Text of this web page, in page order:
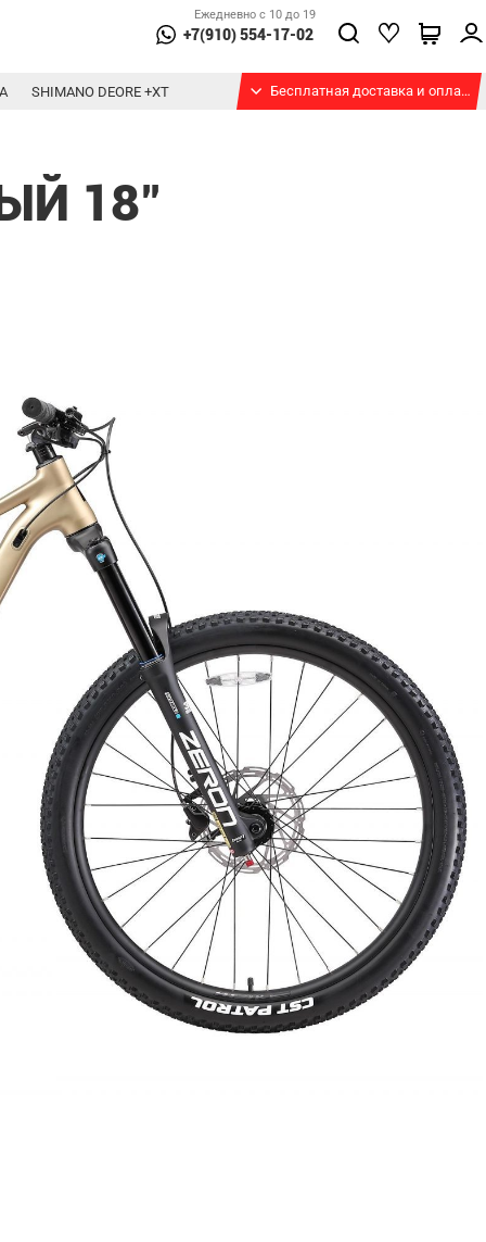
Ежедневно с 10 до 19
+7(910) 554-17-02
SHIMANO DEORE +XT Бесплатная доставка и оплата при получении
18"